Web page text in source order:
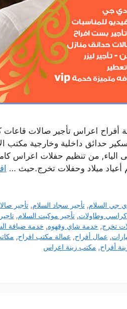
أفراح اعراس تأجير صالات
حدائق داخلية وخارجية مكتب
الياء, من تنظيم حفلات اعراس
أعياد ميلاد وحفلات تخرج.حيث …
جي السلام,تأجير سجاد السلام,تأجير
كراسي وطاولات, تأجير موكيت السلام,
تخرج, خدمة شاي وقهوه, خدمة ضيافة
, عمال أفراح, عمالة مكتب افراح,
أفراح, مكتب زينة اعراس